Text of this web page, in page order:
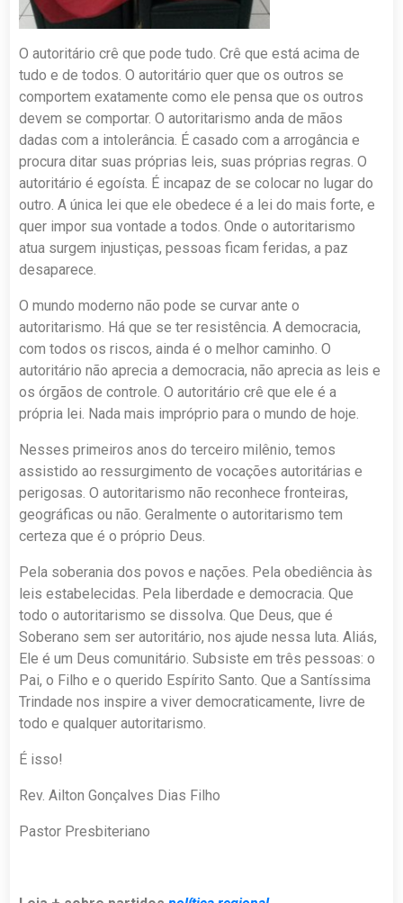
O autoritário crê que pode tudo. Crê que está acima de
tudo e de todos. O autoritário quer que os outros se
comportem exatamente como ele pensa que os outros
devem se comportar. O autoritarismo anda de mãos
dadas com a intolerância. É casado com a arrogância e
procura ditar suas próprias leis, suas próprias regras. O
autoritário é egoísta. É incapaz de se colocar no lugar do
outro. A única lei que ele obedece é a lei do mais forte, e
quer impor sua vontade a todos. Onde o autoritarismo
atua surgem injustiças, pessoas ficam feridas, a paz
desaparece.
O mundo moderno não pode se curvar ante o
autoritarismo. Há que se ter resistência. A democracia,
com todos os riscos, ainda é o melhor caminho. O
autoritário não aprecia a democracia, não aprecia as leis e
os órgãos de controle. O autoritário crê que ele é a
própria lei. Nada mais impróprio para o mundo de hoje.
Nesses primeiros anos do terceiro milênio, temos
assistido ao ressurgimento de vocações autoritárias e
perigosas. O autoritarismo não reconhece fronteiras,
geográficas ou não. Geralmente o autoritarismo tem
certeza que é o próprio Deus.
Pela soberania dos povos e nações. Pela obediência às
leis estabelecidas. Pela liberdade e democracia. Que
todo o autoritarismo se dissolva. Que Deus, que é
Soberano sem ser autoritário, nos ajude nessa luta. Aliás,
Ele é um Deus comunitário. Subsiste em três pessoas: o
Pai, o Filho e o querido Espírito Santo. Que a Santíssima
Trindade nos inspire a viver democraticamente, livre de
todo e qualquer autoritarismo.
É isso!
Rev. Ailton Gonçalves Dias Filho
Pastor Presbiteriano